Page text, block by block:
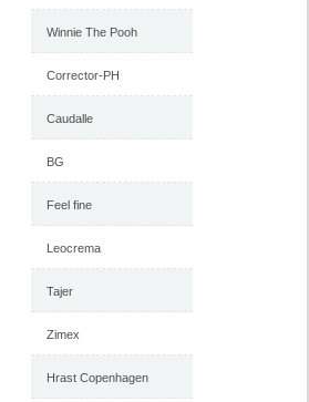
Winnie The Pooh
Corrector-PH
Caudalle
BG
Feel fine
Leocrema
Tajer
Zimex
Hrast Copenhagen